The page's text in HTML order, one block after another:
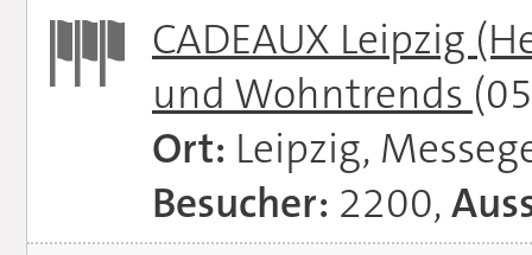
CADEAUX Leipzig
und Wohntrends
Ort: Leipzig,
Besucher: 2200,